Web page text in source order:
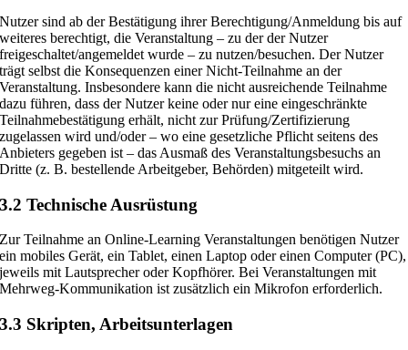
Nutzer sind ab der Bestätigung ihrer Berechtigung/Anmeldung bis auf
weiteres berechtigt, die Veranstaltung – zu der der Nutzer
freigeschaltet/angemeldet wurde – zu nutzen/besuchen. Der Nutzer
trägt selbst die Konsequenzen einer Nicht-Teilnahme an der
Veranstaltung. Insbesondere kann die nicht ausreichende Teilnahme
dazu führen, dass der Nutzer keine oder nur eine eingeschränkte
Teilnahmebestätigung erhält, nicht zur Prüfung/Zertifizierung
zugelassen wird und/oder – wo eine gesetzliche Pflicht seitens des
Anbieters gegeben ist – das Ausmaß des Veranstaltungsbesuchs an
Dritte (z. B. bestellende Arbeitgeber, Behörden) mitgeteilt wird.
3.2 Technische Ausrüstung
Zur Teilnahme an Online-Learning Veranstaltungen benötigen Nutzer
ein mobiles Gerät, ein Tablet, einen Laptop oder einen Computer (PC),
jeweils mit Lautsprecher oder Kopfhörer. Bei Veranstaltungen mit
Mehrweg-Kommunikation ist zusätzlich ein Mikrofon erforderlich.
3.3 Skripten, Arbeitsunterlagen